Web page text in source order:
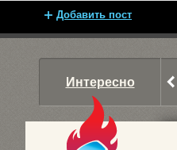
Добавить пост
Интересно